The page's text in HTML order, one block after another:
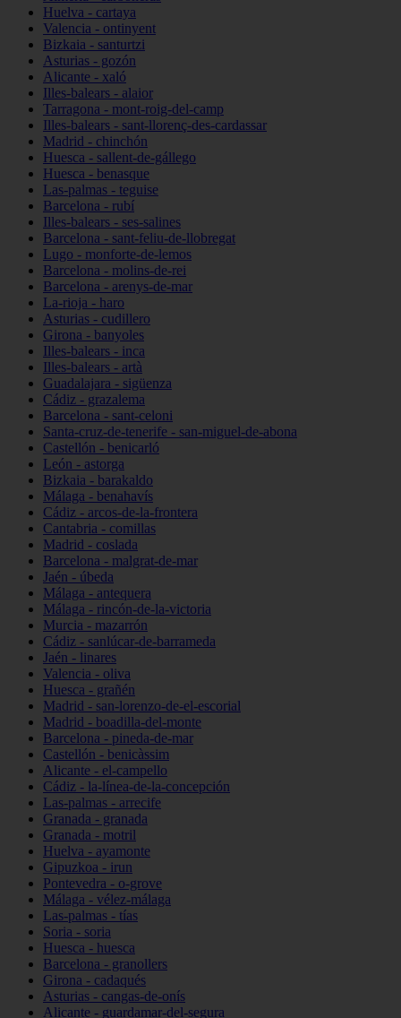
Huelva - cartaya
Valencia - ontinyent
Bizkaia - santurtzi
Asturias - gozón
Alicante - xaló
Illes-balears - alaior
Tarragona - mont-roig-del-camp
Illes-balears - sant-llorenç-des-cardassar
Madrid - chinchón
Huesca - sallent-de-gállego
Huesca - benasque
Las-palmas - teguise
Barcelona - rubí
Illes-balears - ses-salines
Barcelona - sant-feliu-de-llobregat
Lugo - monforte-de-lemos
Barcelona - molins-de-rei
Barcelona - arenys-de-mar
La-rioja - haro
Asturias - cudillero
Girona - banyoles
Illes-balears - inca
Illes-balears - artà
Guadalajara - sigüenza
Cádiz - grazalema
Barcelona - sant-celoni
Santa-cruz-de-tenerife - san-miguel-de-abona
Castellón - benicarló
León - astorga
Bizkaia - barakaldo
Málaga - benahavís
Cádiz - arcos-de-la-frontera
Cantabria - comillas
Madrid - coslada
Barcelona - malgrat-de-mar
Jaén - úbeda
Málaga - antequera
Málaga - rincón-de-la-victoria
Murcia - mazarrón
Cádiz - sanlúcar-de-barrameda
Jaén - linares
Valencia - oliva
Huesca - grañén
Madrid - san-lorenzo-de-el-escorial
Madrid - boadilla-del-monte
Barcelona - pineda-de-mar
Castellón - benicàssim
Alicante - el-campello
Cádiz - la-línea-de-la-concepción
Las-palmas - arrecife
Granada - granada
Granada - motril
Huelva - ayamonte
Gipuzkoa - irun
Pontevedra - o-grove
Málaga - vélez-málaga
Las-palmas - tías
Soria - soria
Huesca - huesca
Barcelona - granollers
Girona - cadaqués
Asturias - cangas-de-onís
Alicante - guardamar-del-segura